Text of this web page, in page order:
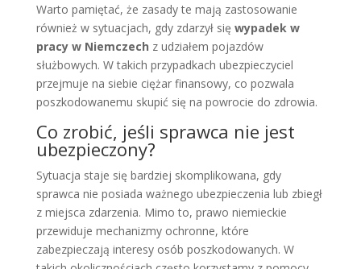
Warto pamiętać, że zasady te mają zastosowanie
również w sytuacjach, gdy zdarzył się wypadek w
pracy w Niemczech z udziałem pojazdów
służbowych. W takich przypadkach ubezpieczyciel
przejmuje na siebie ciężar finansowy, co pozwala
poszkodowanemu skupić się na powrocie do zdrowia.
Co zrobić, jeśli sprawca nie jest
ubezpieczony?
Sytuacja staje się bardziej skomplikowana, gdy
sprawca nie posiada ważnego ubezpieczenia lub zbiegł
z miejsca zdarzenia. Mimo to, prawo niemieckie
przewiduje mechanizmy ochronne, które
zabezpieczają interesy osób poszkodowanych. W